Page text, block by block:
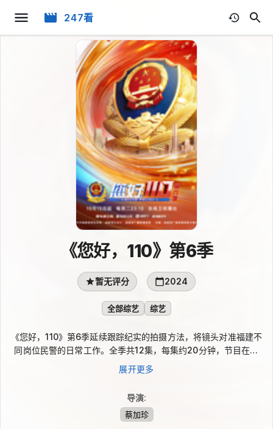
247看
《您好，110》第6季
暂无评分 2024
全部综艺 综艺
《您好，110》第6季延续跟踪纪实的拍摄方法，将镜头对准福建不
同岗位民警的日常工作。全季共12集，每集约20分钟，节目在警
种选择、人物层次挖掘与交互叙事上尝试新的表达，通过真实情
感、细腻记录和一个个有温度的故事，呈现民警守护群众、回应求
展开更多
导演:
蔡加珍